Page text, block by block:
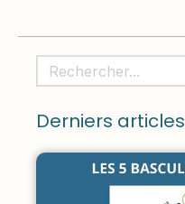
Rechercher
Derniers articles